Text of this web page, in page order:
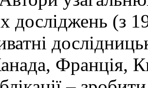
досліджень (з
Франція,